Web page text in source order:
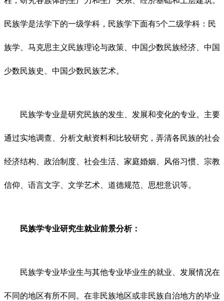
民族学是法学下的一级学科，民族学下面有5个二级学科：民
族学、马克思主义民族理论与政策、中国少数民族经济、中国
少数民族史、中国少数民族艺术。
民族学专业是研究民族的发生、发展和变化的专业。主要
通过实地调查、分析文献资料和比较研究，弄清各民族的社会
经济结构、政治制度、社会生活、家庭婚姻、风俗习惯、宗教
信仰、语言文字、文学艺术、道德规范、思想意识等。
民族学专业研究生就业前景分析：
民族学专业毕业生与其他专业毕业生的就业、发展情况在
不同的地区有所不同。在非民族地区或非民族自治地方的毕业